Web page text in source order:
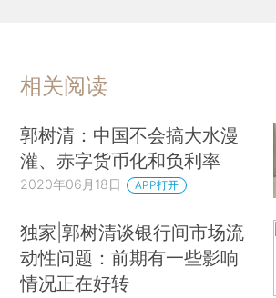
相关阅读
郭树清：中国不会搞大水漫
灌、赤字货币化和负利率
2020年06月18日 APP打开
独家|郭树清谈银行间市场流
动性问题：前期有一些影响
情况正在好转